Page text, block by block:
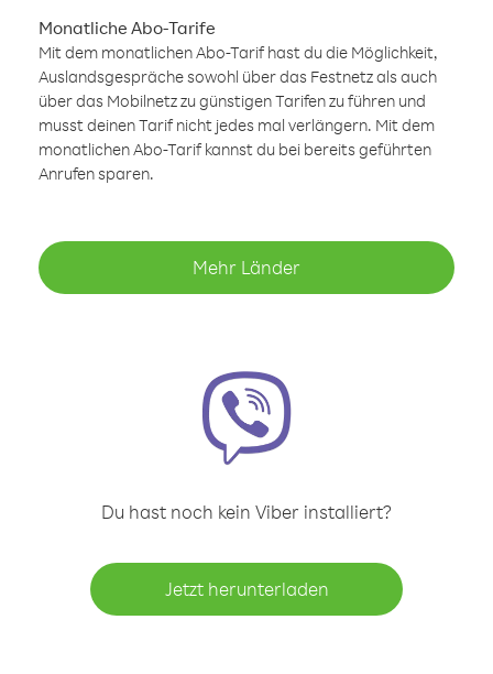
Monatliche Abo-Tarife
Mit dem monatlichen Abo-Tarif hast du die Möglichkeit,
Auslandsgespräche sowohl über das Festnetz als auch
über das Mobilnetz zu günstigen Tarifen zu führen und
musst deinen Tarif nicht jedes mal verlängern. Mit dem
monatlichen Abo-Tarif kannst du bei bereits geführten
Anrufen sparen.
Mehr Länder
Du hast noch kein Viber installiert?
Jetzt herunterladen